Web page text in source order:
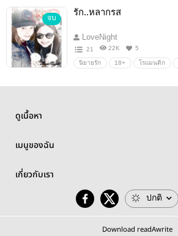
จบ
รัก..หลากรส
LoveNight
21 22K 5
นิยายรัก 18+ โรแมนติก
ดูเนื้อหา
เมนูของฉัน
เกี่ยวกับเรา
ปกติ
Download readAwrite